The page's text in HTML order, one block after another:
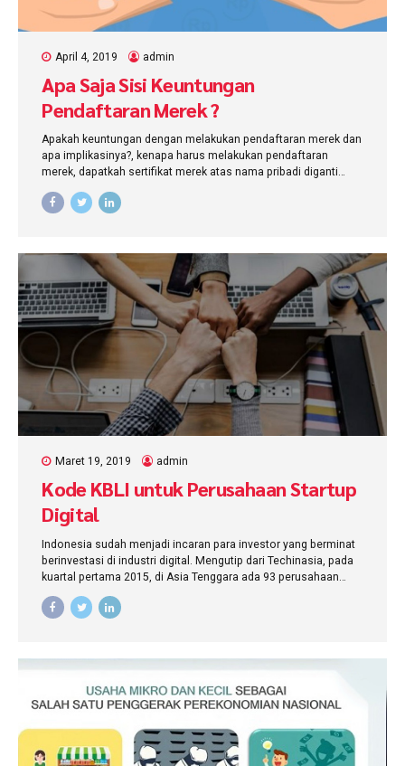
April 4, 2019 admin
Apa Saja Sisi Keuntungan
Pendaftaran Merek ?
Apakah keuntungan dengan melakukan pendaftaran merek dan
apa implikasinya?, kenapa harus melakukan pendaftaran
merek, dapatkah sertifikat merek atas nama pribadi diganti
Maret 19, 2019 admin
Kode KBLI untuk Perusahaan Startup
Digital
Indonesia sudah menjadi incaran para investor yang berminat
berinvestasi di industri digital. Mengutip dari Techinasia, pada
kuartal pertama 2015, di Asia Tenggara ada 93 perusahaan
startup (rintisan) yang memperoleh pendanaan. Dari jumlah itu,
24 di antarannya merupakan startup Indonesia.